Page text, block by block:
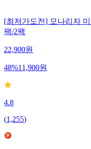
[최저가도전] 모나리자
팩/2팩
22,900원
48%11,900원
4.8
(1,255)